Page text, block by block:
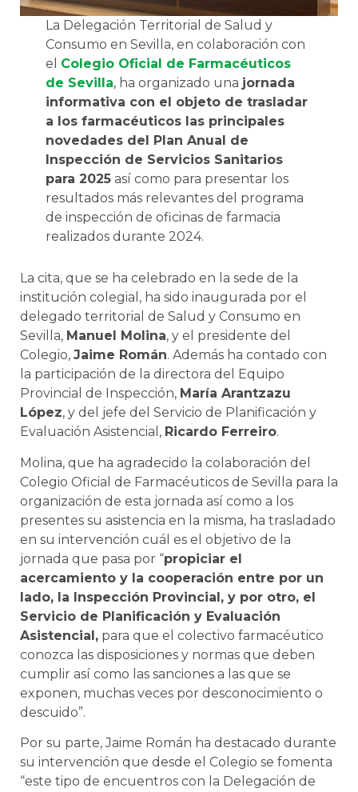
La Delegación Territorial de Salud y
Consumo en Sevilla, en colaboración con
el Colegio Oficial de Farmacéuticos
de Sevilla, ha organizado una jornada
informativa con el objeto de trasladar
a los farmacéuticos las principales
novedades del Plan Anual de
Inspección de Servicios Sanitarios
para 2025así como para presentar los
resultados más relevantes del programa
de inspección de oficinas de farmacia
realizados durante 2024.
La cita, que se ha celebrado en la sede de la
institución colegial, ha sido inaugurada por el
delegado territorial de Salud y Consumo en
Sevilla, Manuel Molina, y el presidente del
Colegio, Jaime Román. Además ha contado con
la participación de la directora del Equipo
Provincial de Inspección, María Arantzazu
López, y del jefe del Servicio de Planificación y
Evaluación Asistencial, Ricardo Ferreiro.
Molina, que ha agradecido la colaboración del
Colegio Oficial de Farmacéuticos de Sevilla para la
organización de esta jornada así como a los
presentes su asistencia en la misma, ha trasladado
en su intervención cuál es el objetivo de la
jornada que pasa por “propiciar el
acercamiento y la cooperación entre por un
lado, la Inspección Provincial, y por otro, el
Servicio de Planificación y Evaluación
Asistencial, para que el colectivo farmacéutico
conozca las disposiciones y normas que deben
cumplir así como las sanciones a las que se
exponen, muchas veces por desconocimiento o
descuido”.
Por su parte, Jaime Román ha destacado durante
su intervención que desde el Colegio se fomenta
“este tipo de encuentros con la Delegación de